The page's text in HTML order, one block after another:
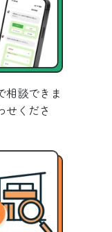
相談できま
せくださ